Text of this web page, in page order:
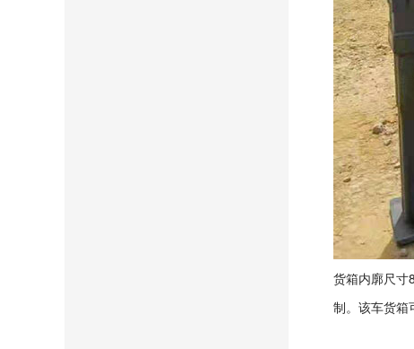
货箱内廓尺寸
制。该车货箱